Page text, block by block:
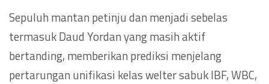
Sepuluh mantan petinju dan menjadi sebelas
termasuk Daud Yordan yang masih aktif
bertanding, memberikan prediksi menjelang
pertarungan unifikasi kelas welter sabuk IBF, WBC,